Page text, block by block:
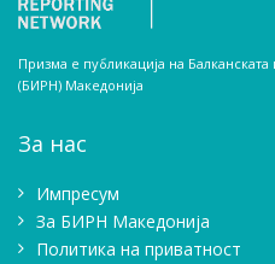
Призма е публикација на
(БИРН) Македонија
За нас
Импресум
Зa БИРН Македонија
Политика на приватност